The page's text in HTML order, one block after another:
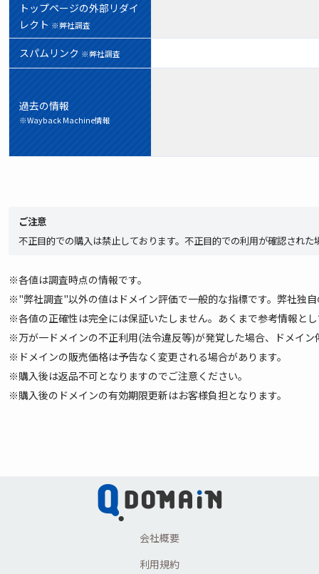
トップページの外部リダイ
レクト ※弊社調査
スパムリンク ※弊社調査
過去の情報
※Wayback Machine情報
ご注意
不正目的での購入は禁止しております。不正目的での利用が確認され
※各値は調査時点の情報です。
※"弊社調査"以外の値はドメイン評価で一般的な指標です。弊社独
※各値の正確性は完全には保証いたしません。あくまで参考情報と
※万が一ドメインの不正利用(法令違反等)が発覚した場合、ドメイ
※ドメインの販売価格は予告なく変更される場合があります。
※購入後は返品不可となりますのでご注意ください。
※購入後のドメインの有効期限更新はお客様負担となります。
会社概要
利用規約